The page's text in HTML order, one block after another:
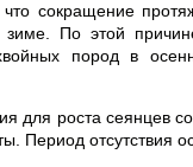
сокращение
По этой
пород в
для роста сеянцев
отсутствия